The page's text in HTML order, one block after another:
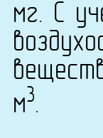
мг. С
м3.